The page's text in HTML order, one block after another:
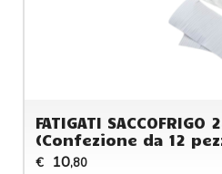
FATIGATI SACCOFRIGO
(Confezione da 12
€ 10,80